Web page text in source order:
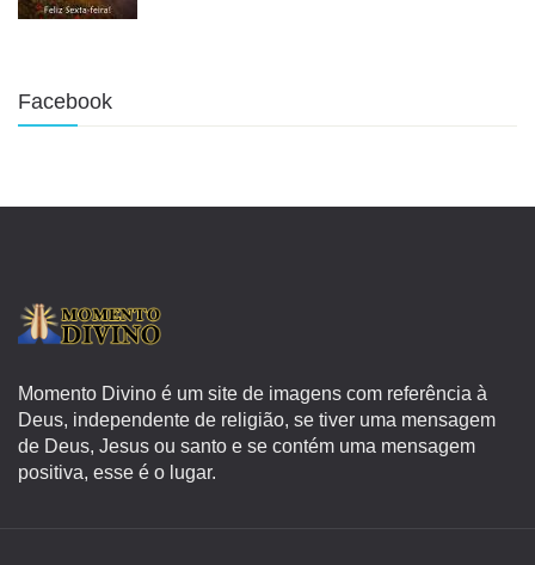
Facebook
Momento Divino é um site de imagens com referência à
Deus, independente de religião, se tiver uma mensagem
de Deus, Jesus ou santo e se contém uma mensagem
positiva, esse é o lugar.